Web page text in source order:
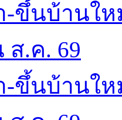
-ขึ้นบ้านใ
ส.ค. 69
-ขึ้นบ้านใ